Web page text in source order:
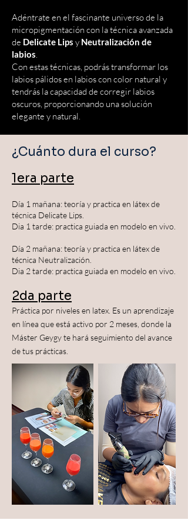
Adéntrate en el fascinante universo de la
micropigmentación con la técnica avanzada
de Delicate Lips y Neutralización de
labios.
Con estas técnicas, podrás transformar los
labios pálidos en labios con color natural y
tendrás la capacidad de corregir labios
oscuros, proporcionando una solución
elegante y natural.
¿Cuánto dura el curso?
1era parte
Día 1 mañana: teoría y practica en látex de
técnica Delicate Lips.
Dia 1 tarde: practica guiada en modelo en vivo.
Día 2 mañana: teoría y practica en látex de
técnica Neutralización.
Dia 2 tarde: practica guiada en modelo en vivo.
2da parte
Práctica por niveles en latex. Es un aprendizaje
en línea que está activo por 2 meses, donde la
Máster Geygy te hará seguimiento del avance
de tus prácticas.